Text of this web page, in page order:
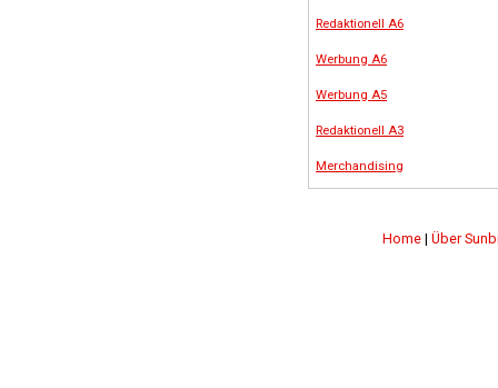
Redaktionell A6
Werbung A6
Werbung A5
Redaktionell A3
Merchandising
Home | Über